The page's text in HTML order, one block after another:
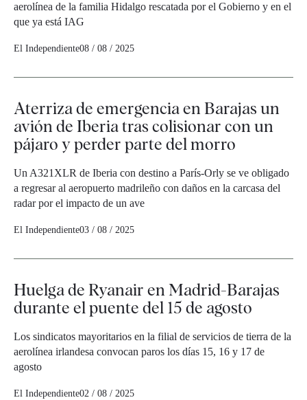
aerolínea de la familia Hidalgo rescatada por el Gobierno y en el
que ya está IAG
El Independiente08 / 08 / 2025
Aterriza de emergencia en Barajas un
avión de Iberia tras colisionar con un
pájaro y perder parte del morro
Un A321XLR de Iberia con destino a París-Orly se ve obligado
a regresar al aeropuerto madrileño con daños en la carcasa del
radar por el impacto de un ave
El Independiente03 / 08 / 2025
Huelga de Ryanair en Madrid-Barajas
durante el puente del 15 de agosto
Los sindicatos mayoritarios en la filial de servicios de tierra de la
aerolínea irlandesa convocan paros los días 15, 16 y 17 de
agosto
El Independiente02 / 08 / 2025